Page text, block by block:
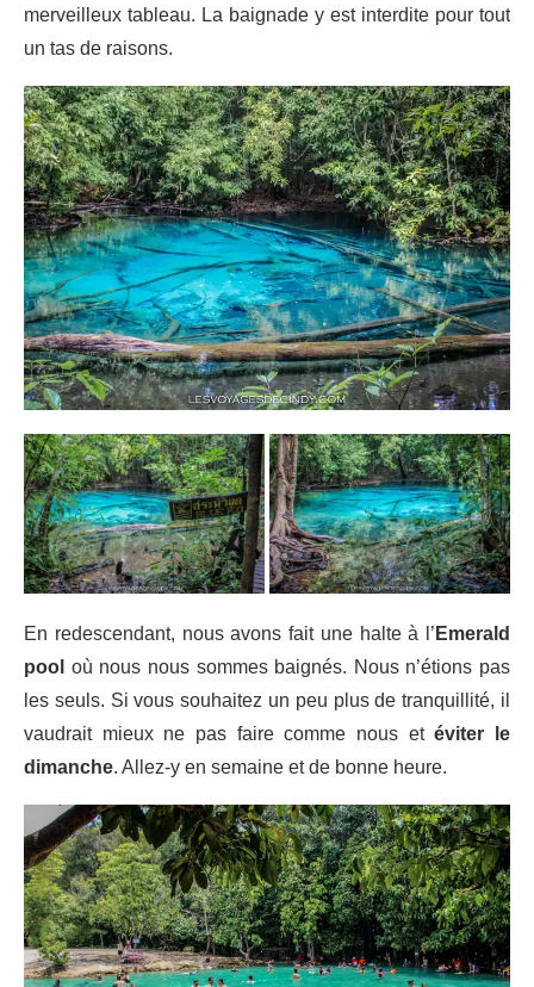
merveilleux tableau. La baignade y est interdite pour tout
un tas de raisons.
En redescendant, nous avons fait une halte à l’ Emerald
pool où nous nous sommes baignés. Nous n’étions pas
les seuls. Si vous souhaitez un peu plus de tranquillité, il
vaudrait mieux ne pas faire comme nous etéviter le
dimanche. Allez-y en semaine et de bonne heure.